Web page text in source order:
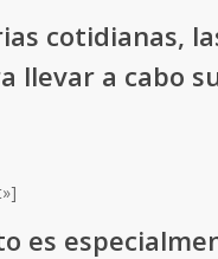
cotidianas,
llevar a cabo
es